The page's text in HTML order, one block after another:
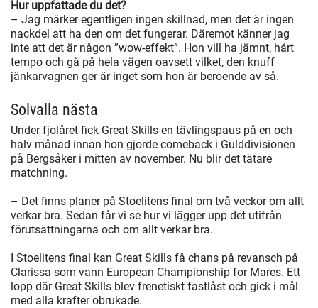
Hur uppfattade du det?
– Jag märker egentligen ingen skillnad, men det är ingen
nackdel att ha den om det fungerar. Däremot känner jag
inte att det är någon ”wow-effekt”. Hon vill ha jämnt, hårt
tempo och gå på hela vägen oavsett vilket, den knuff
jänkarvagnen ger är inget som hon är beroende av så.
Solvalla nästa
Under fjolåret fick Great Skills en tävlingspaus på en och
halv månad innan hon gjorde comeback i Gulddivisionen
på Bergsåker i mitten av november. Nu blir det tätare
matchning.
– Det finns planer på Stoelitens final om två veckor om allt
verkar bra. Sedan får vi se hur vi lägger upp det utifrån
förutsättningarna och om allt verkar bra.
I Stoelitens final kan Great Skills få chans på revansch på
Clarissa som vann European Championship for Mares. Ett
lopp där Great Skills blev frenetiskt fastlåst och gick i mål
med alla krafter obrukade.